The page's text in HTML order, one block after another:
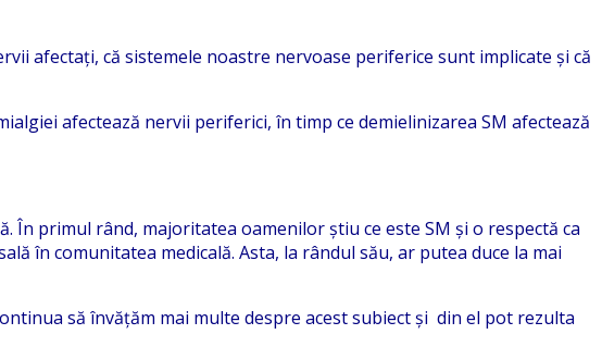
afectați, că sistemele noastre nervoase periferice sunt implicate și că
afectează nervii periferici, în timp ce demielinizarea SM afectează
În primul rând, majoritatea oamenilor știu ce este SM și o respectă ca
în comunitatea medicală. Asta, la rândul său, ar putea duce la mai
să învățăm mai multe despre acest subiect și din el pot rezulta